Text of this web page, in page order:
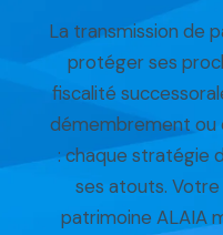
La transmission de
protéger ses
fiscalité
démembrement ou
: chaque stratégie
ses atouts.
patrimoine ALAIA